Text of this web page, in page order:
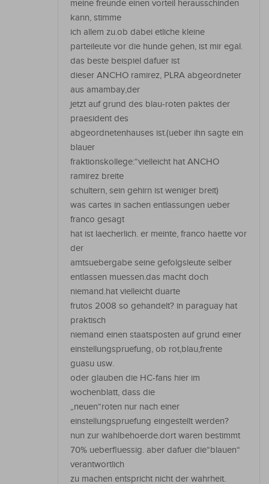
meine freunde einen vorteil herausschinden
kann, stimme
ich allem zu.ob dabei etliche kleine
parteileute vor die hunde gehen, ist mir egal.
das beste beispiel dafuer ist
dieser ANCHO ramirez, PLRA abgeordneter
aus amambay,der
jetzt auf grund des blau-roten paktes der
praesident des
abgeordnetenhauses ist.(ueber ihn sagte ein
blauer
fraktionskollege:“vielleicht hat ANCHO
ramirez breite
schultern, sein gehirn ist weniger breit)
was cartes in sachen entlassungen ueber
franco gesagt
hat ist laecherlich. er meinte, franco haette vor
der
amtsuebergabe seine gefolgsleute selber
entlassen muessen.das macht doch
niemand.hat vielleicht duarte
frutos 2008 so gehandelt? in paraguay hat
praktisch
niemand einen staatsposten auf grund einer
einstellungspruefung, ob rot,blau,frente
guasu usw.
oder glauben die HC-fans hier im
wochenblatt, dass die
„neuen“roten nur nach einer
einstellungspruefung eingestellt werden?
nun zur wahlbehoerde.dort waren bestimmt
70% ueberfluessig. aber dafuer die“blauen“
verantwortlich
zu machen entspricht nicht der wahrheit.